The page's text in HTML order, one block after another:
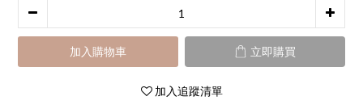
加入購物車 立即購買
加入追蹤清單